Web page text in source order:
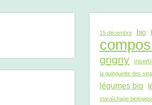
15 décembre bio
grigny
la guinguette des
légumes bio
maraîchage